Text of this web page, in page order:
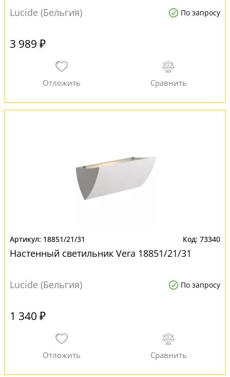
Lucide (Бельгия) По запросу
3 989 ₽
18851/21/31 73340
Настенный светильник Vera 18851/21/31
Lucide (Бельгия) По запросу
1 340 ₽